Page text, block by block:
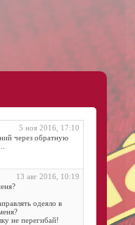
5 ноя 2016, 17:10
через обратную
13 авг 2016, 10:19
одеяло в
не перегибай!